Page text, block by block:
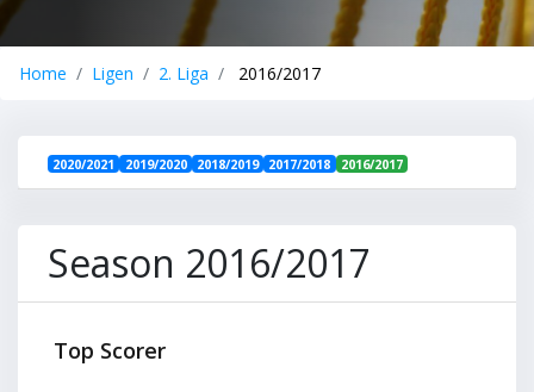
Home Ligen 2. Liga 2016/2017
2020/2021 2019/2020 2018/2019 2017/2018 2016/2017
Season 2016/2017
Top Scorer